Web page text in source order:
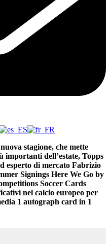
stagione, che mette
importanti dell’estate, Topps
esperto di mercato Fabrizio
Signings Here We Go by
Soccer Cards
nel calcio europeo per
1 autograph card in 1